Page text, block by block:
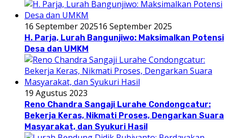
16 September 202516 September 2025
H. Parja, Lurah Bangunjiwo: Maksimalkan Potensi
Desa dan UMKM
19 Agustus 2023
Reno Chandra Sangaji Lurahe Condongcatur:
Bekerja Keras, Nikmati Proses, Dengarkan Suara
Masyarakat, dan Syukuri Hasil